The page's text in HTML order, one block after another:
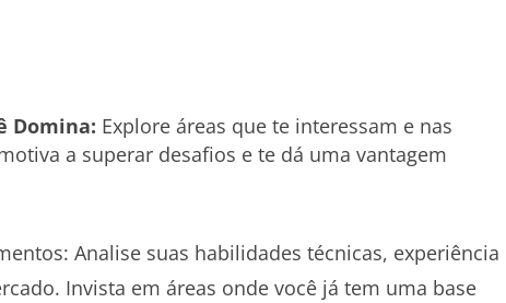
Domina: Explore áreas que te interessam e nas
a superar desafios e te dá uma vantagem
Analise suas habilidades técnicas, experiência
Invista em áreas onde você já tem uma base